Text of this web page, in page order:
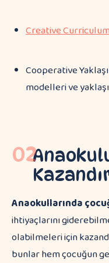
Creative
Cooperative
modelleri ve
02
Anaokullarında
ihtiyaçlarını
olabilmeleri için
bunlar hem çocuğun